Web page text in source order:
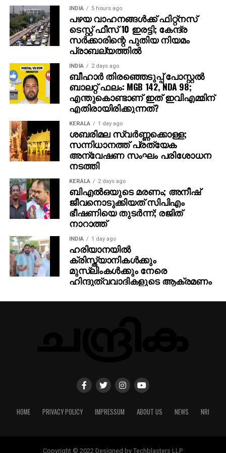
സവാരിയുമായി എത്തുന്ന രുദ്രയായി മഹേഷ്
ബാബുവിന്റെ എന്‍ട്രിയാണ് ട്രെയിലറിന്റെ ഹൈലൈറ്റ്.
അതേപോലെ, വേദിയിലേക്കും മഹേഷ് ബാബു
കാളപ്പുറത്ത് സവാരിയായി എത്തിയപ്പോള്‍ 60,000-
ത്തിലധികം പ്രേക്ഷകര്‍ കൈയ്യടി മുഴക്കി വരവേറ്റു.
ഐമാക്‌സ് ഫോര്‍മാറ്റിലാണ് ഈ ചിത്രം ഒരുക്കുന്നത്.
അതിനാല്‍ തന്നെ തിയേറ്ററുകളില്‍ അത്ഭുതകരമായ
കാഴ്ചാനുഭവം സമ്മാനിക്കുമെന്നുറപ്പ്. ബാഹുബലി,
ഞഞഞ എന്നിവയുടെ സംവിധായകന്‍ രാജമൗലിയുടെ
ഈ ബ്രഹ്‌മാണ്ഡ പ്രോജക്റ്റ് 2027-ല്‍
തിയേറ്ററുകളിലേക്ക് എത്തും.
INDIA 5 hours ago
പഴയ വാഹനങ്ങള്‍ക്ക് ഫിറ്റ്‌നസ്
ടെസ്റ്റ് ഫീസ് 10 ഇരട്ടി; കേന്ദ്ര
സര്‍ക്കാരിന്റെ പുതിയ നിയമം
പ്രാബല്യത്തില്‍
INDIA 2 days ago
ബീഹാർ തിരഞ്ഞെടുപ്പ് പോസ്റ്റൽ
ബാലറ്റ് ഫലം: MGB 142, NDA 98;
എന്തുകൊണ്ടാണ് ഇത് ഇവിഎമ്മിന്
എതിരായിരിക്കുന്നത്?
KERALA 1 day ago
ശബരിമല സ്വര്‍ണ്ണക്കൊള്ള;
സന്നിധാനത്ത് പ്രത്യേക
അന്വേഷണ സംഘം പരിശോധന
നടത്തി
KERALA 2 days ago
ബിഎല്‍ഒയുടെ മരണം; അനീഷ്
ജീവനൊടുക്കിയത് സിപിഎം
ഭീഷണിയെ തുടര്‍ന്ന്; രജിത്
നാറാത്ത്
INDIA 1 day ago
ഹരിയാനയില്‍
ക്രിസ്ത്യാനികള്‍ക്കും
മുസ്‌ലിംകള്‍ക്കും നേരെ
ഹിന്ദുത്വവാദികളുടെ ആക്രമണം
HOME PRIVACY POLICY IMPRESSUM ABOUT US NEWS NRI
Copyright © 2022 Designed by Techblasters LLP